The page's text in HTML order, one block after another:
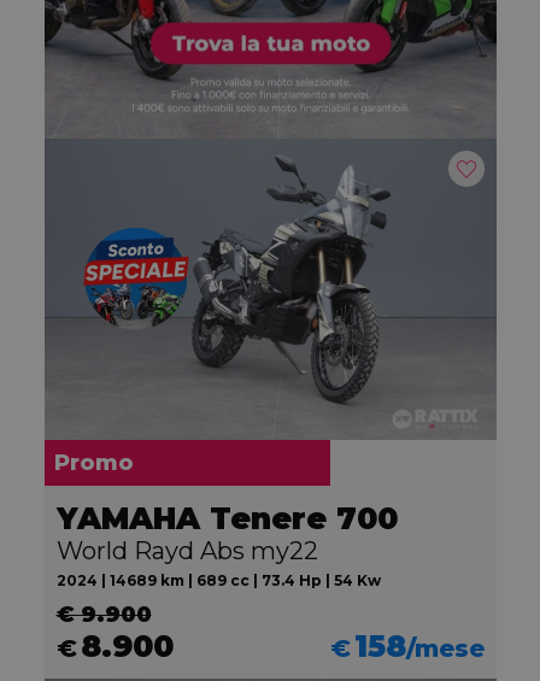
Promo
YAMAHA Tenere 700
World Rayd Abs my22
2024 | 14689 km | 689 cc | 73.4 Hp | 54 Kw
€ 9.900
€8.900 €158/mese